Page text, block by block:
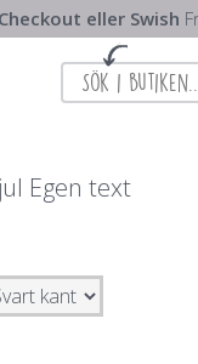
eller Swish
Egen text